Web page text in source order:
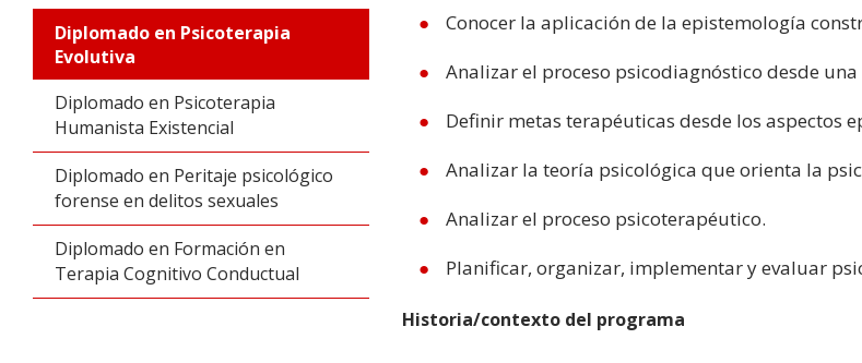
Diplomado en Psicoterapia
Evolutiva
Diplomado en Psicoterapia
Humanista Existencial
Diplomado en Peritaje psicológico
forense en delitos sexuales
Diplomado en Formación en
Terapia Cognitivo Conductual
Conocer la aplicación de la epistemología
Analizar el proceso psicodiagnóstico desde
Definir metas terapéuticas desde los aspectos
Analizar la teoría psicológica que orienta la
Analizar el proceso psicoterapéutico.
Planificar, organizar, implementar y evaluar
Historia/contexto del programa